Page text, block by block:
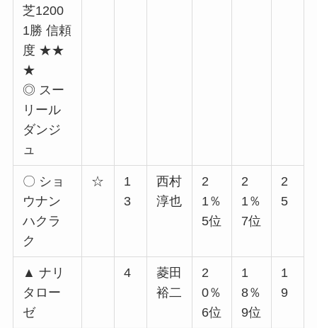
芝1200
1勝 信頼
度 ★★
★
◎ スー
リール
ダンジ
ュ
〇 ショ
ウナン
ハクラ
ク
☆
1
3
西村
淳也
2
1％
5位
2
1％
7位
2
5
▲ ナリ
タロー
ゼ
4
菱田
裕二
2
0％
6位
1
8％
9位
1
9